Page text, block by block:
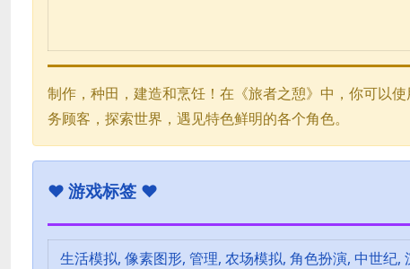
制作，种田，建造和烹饪！在《旅者之憩》中，你可以
务顾客，探索世界，遇见特色鲜明的各个角色。
♥ 游戏标签 ♥
生活模拟, 像素图形, 管理, 农场模拟, 角色扮演, 中世纪